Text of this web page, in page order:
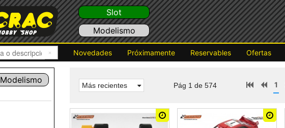
Slot
Modelismo
Novedades Próximamente Reservables Ofertas
Modelismo
Más recientes Pág 1 de 574 1